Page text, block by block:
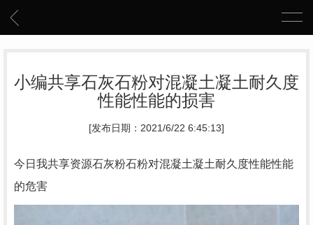
小编共享石灰石粉对混凝土凝土耐久度
性能性能的损害
[发布日期：2021/6/22 6:45:13]
今日我共享资源石灰粉石粉对混凝土凝土耐久度性能性能
的危害